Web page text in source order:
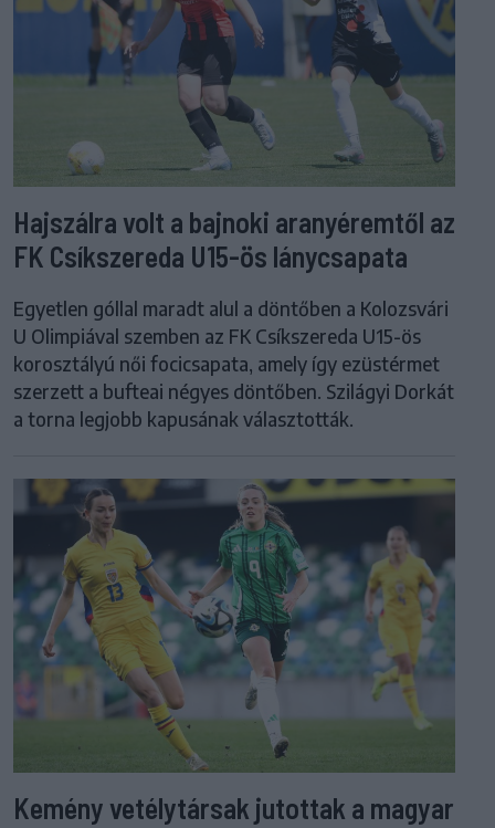
Hajszálra volt a bajnoki aranyéremtől az
FK Csíkszereda U15-ös lánycsapata
Egyetlen góllal maradt alul a döntőben a Kolozsvári
U Olimpiával szemben az FK Csíkszereda U15-ös
korosztályú női focicsapata, amely így ezüstérmet
szerzett a bufteai négyes döntőben. Szilágyi Dorkát
a torna legjobb kapusának választották.
Kemény vetélytársak jutottak a magyar